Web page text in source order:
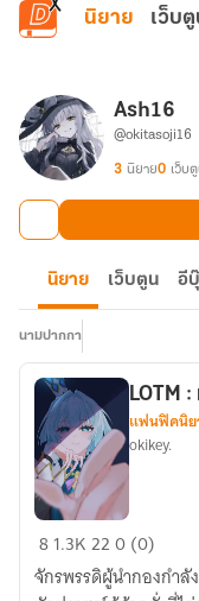
ข้ามไปยังเนื้อหาหลัก
นิยาย เว็บ
Ash16
@okitasoji16
3 นิยาย0 เว็บ
นิยาย เว็บตูน อี
นามปากกา
LOTM
:
หาก
LOTM
แฟนฟิคนิย
okikey.
81.3K220 (0)
จักรพรรดิผู้นำกองกำลั